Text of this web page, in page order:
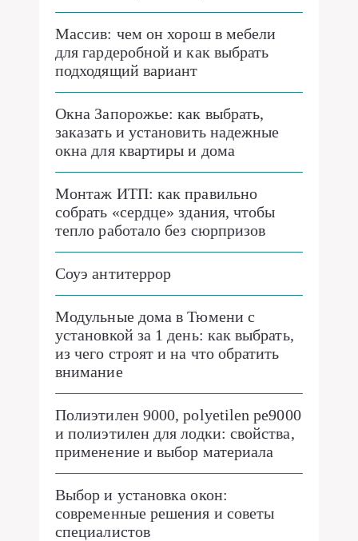
Массив: чем он хорош в мебели
для гардеробной и как выбрать
подходящий вариант
Окна Запорожье: как выбрать,
заказать и установить надежные
окна для квартиры и дома
Монтаж ИТП: как правильно
собрать «сердце» здания, чтобы
тепло работало без сюрпризов
Соуэ антитеррор
Модульные дома в Тюмени с
установкой за 1 день: как выбрать,
из чего строят и на что обратить
внимание
Полиэтилен 9000, polyetilen pe9000
и полиэтилен для лодки: свойства,
применение и выбор материала
Выбор и установка окон:
современные решения и советы
специалистов